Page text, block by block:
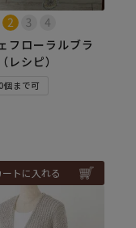
フローラルブラ
レシピ）
個まで可
ートに入れる